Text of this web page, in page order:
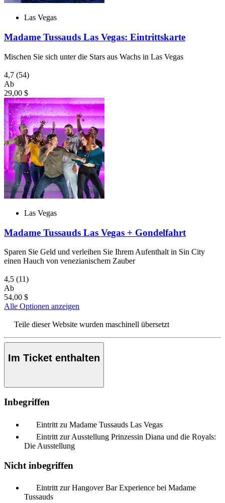
Las Vegas
Madame Tussauds Las Vegas: Eintrittskarte
Mischen Sie sich unter die Stars aus Wachs in Las Vegas
4,7 (54)
Ab
29,00 $
Las Vegas
Madame Tussauds Las Vegas + Gondelfahrt
Sparen Sie Geld und verleihen Sie Ihrem Aufenthalt in Sin City
einen Hauch von venezianischem Zauber
4,5 (11)
Ab
54,00 $
Alle Optionen anzeigen
Teile dieser Website wurden maschinell übersetzt
Im Ticket enthalten
Inbegriffen
Eintritt zu Madame Tussauds Las Vegas
Eintritt zur Ausstellung Prinzessin Diana und die Royals:
Die Ausstellung
Nicht inbegriffen
Eintritt zur Hangover Bar Experience bei Madame
Tussauds